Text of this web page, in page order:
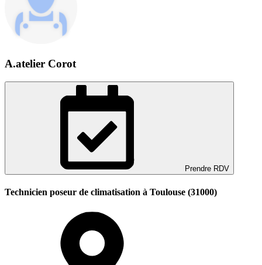
A.atelier Corot
Prendre RDV
Technicien poseur de climatisation à Toulouse (31000)